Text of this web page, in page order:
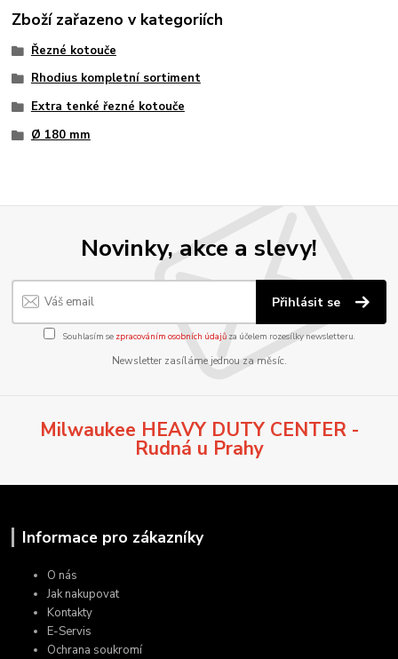
Zboží zařazeno v kategoriích
Řezné kotouče
Rhodius kompletní sortiment
Extra tenké řezné kotouče
Ø 180 mm
Novinky, akce a slevy!
Přihlásit se
Souhlasím se zpracováním osobních údajůza účelem rozesílky newsletteru.
Newsletter zasíláme jednou za měsíc.
Milwaukee HEAVY DUTY CENTER -
Rudná u Prahy
Informace pro zákazníky
O nás
Jak nakupovat
Kontakty
E-Servis
Ochrana soukromí